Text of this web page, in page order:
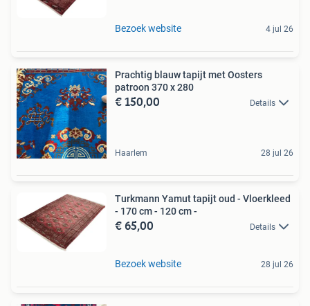
Bezoek website 4 jul 26
Prachtig blauw tapijt met Oosters
patroon 370 x 280
€ 150,00 Details
Haarlem 28 jul 26
Turkmann Yamut tapijt oud - Vloerkleed
- 170 cm - 120 cm -
€ 65,00 Details
Bezoek website 28 jul 26